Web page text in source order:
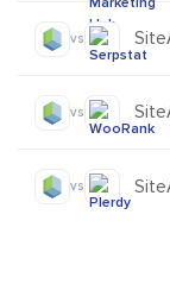
vs
vs
vs